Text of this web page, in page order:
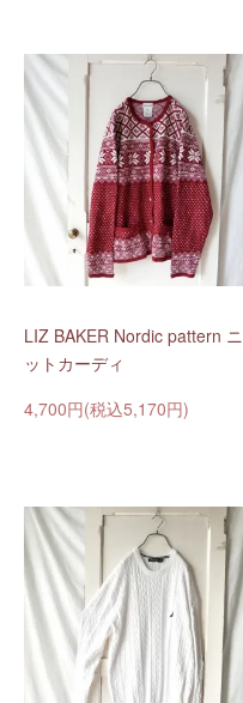
LIZ BAKER Nordic pattern ニ
ットカーディ
4,700円(税込5,170円)